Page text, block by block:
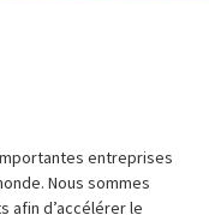
entreprises
Nous sommes
afin d’accélérer le